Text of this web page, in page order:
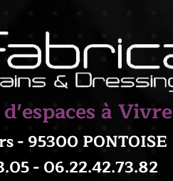
à Vivre
- 95300 PONTOISE
- 06.22.42.73.82